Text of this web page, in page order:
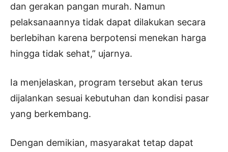
dan gerakan pangan murah. Namun
pelaksanaannya tidak dapat dilakukan secara
berlebihan karena berpotensi menekan harga
hingga tidak sehat,” ujarnya.
Ia menjelaskan, program tersebut akan terus
dijalankan sesuai kebutuhan dan kondisi pasar
yang berkembang.
Dengan demikian, masyarakat tetap dapat